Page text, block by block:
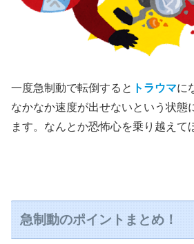
一度急制動で転倒すると トラウマに
なかなか速度が出せないという状態
ます。なんとか恐怖心を乗り越えて
急制動のポイントまとめ！